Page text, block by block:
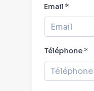
Email *
Téléphone*